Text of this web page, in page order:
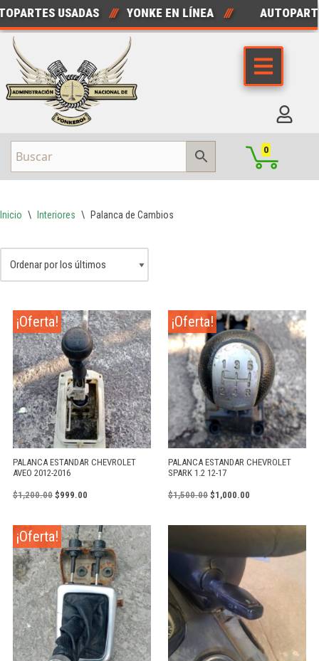
Saltar
al
contenido
USADAS YONKE EN LÍNEA
0
Inicio \ Interiores \ Palanca de Cambios
¡Oferta!
PALANCA ESTANDAR CHEVROLET
AVEO 2012-2016
$1,200.00 $999.00
¡Oferta!
PALANCA ESTANDAR CHEVROLET
SPARK 1.2 12-17
$1,500.00 $1,000.00
¡Oferta!